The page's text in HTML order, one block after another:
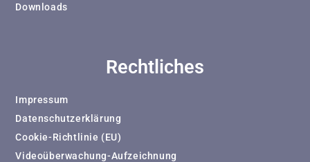
Downloads
Rechtliches
Impressum
Datenschutzerklärung
Cookie-Richtlinie (EU)
Videoüberwachung-Aufzeichnung